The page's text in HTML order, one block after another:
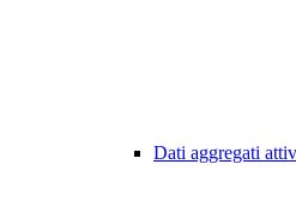
Dati aggregati